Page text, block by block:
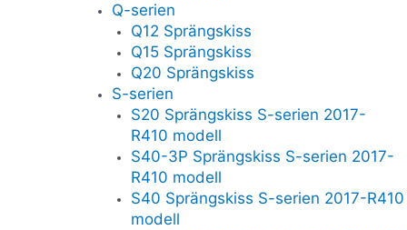
Q-serien
Q12 Sprängskiss
Q15 Sprängskiss
Q20 Sprängskiss
S-serien
S20 Sprängskiss S-serien 2017-
R410 modell
S40-3P Sprängskiss S-serien 2017-
R410 modell
S40 Sprängskiss S-serien 2017-R410
modell